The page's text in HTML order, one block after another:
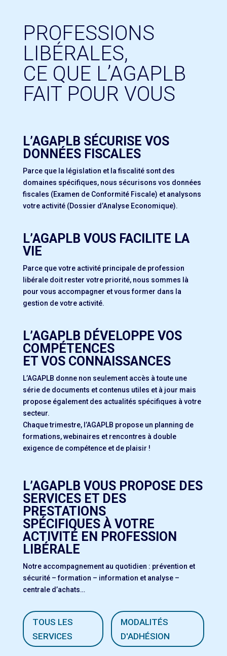
PROFESSIONS
LIBÉRALES,
CE QUE L’AGAPLB
FAIT POUR VOUS
L’AGAPLB SÉCURISE VOS
DONNÉES FISCALES
Parce que la législation et la fiscalité sont des
domaines spécifiques, nous sécurisons vos données
fiscales (Examen de Conformité Fiscale) et analysons
votre activité (Dossier d’Analyse Economique).
L’AGAPLB VOUS FACILITE LA
VIE
Parce que votre activité principale de profession
libérale doit rester votre priorité, nous sommes là
pour vous accompagner et vous former dans la
gestion de votre activité.
L’AGAPLB DÉVELOPPE VOS
COMPÉTENCES
ET VOS CONNAISSANCES
L’AGAPLB donne non seulement accès à toute une
série de documents et contenus utiles et à jour mais
propose également des actualités spécifiques à votre
secteur.
Chaque trimestre, l’AGAPLB propose un planning de
formations, webinaires et rencontres à double
exigence de compétence et de plaisir !
L’AGAPLB VOUS PROPOSE DES
SERVICES ET DES
PRESTATIONS
SPÉCIFIQUES À VOTRE
ACTIVITÉ EN PROFESSION
LIBÉRALE
Notre accompagnement au quotidien : prévention et
sécurité – formation – information et analyse –
centrale d’achats…
TOUS LES
SERVICES
MODALITÉS
D'ADHÉSION